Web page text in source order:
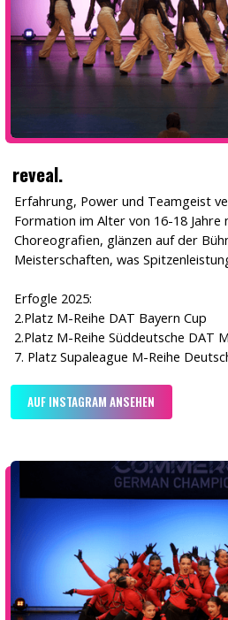
reveal.
Erfahrung, Power und Teamgeist
Formation im Alter von 16-18 Jahre
Choreografien, glänzen auf der
Meisterschaften, was
Erfogle 2025:
2.Platz M-Reihe DAT Bayern Cup
2.Platz M-Reihe Süddeutsche DAT
7. Platz Supaleague M-Reihe
AUF INSTAGRAM ANSEHEN